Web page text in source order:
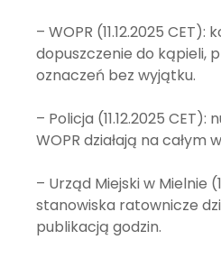
– WOPR (11.12.2025
dopuszczenie do kąpieli,
oznaczeń bez wyjątku.
– Policja (11.12.2025 CET):
WOPR działają na całym
– Urząd Miejski w Mielnie
stanowiska ratownicze
publikacją godzin.